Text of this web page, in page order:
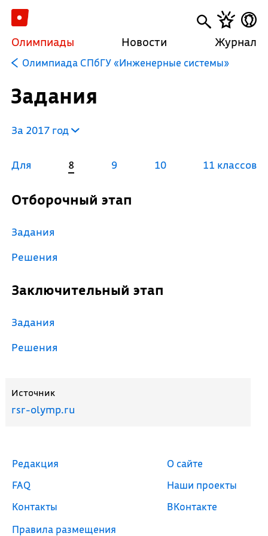
Олимпиады Новости Журнал
Олимпиада СПбГУ «Инженерные системы»
Задания
За 2017 год
Для 8 9 10 11 классов
Отборочный этап
Задания
Решения
Заключительный этап
Задания
Решения
Источник
rsr-olymp.ru
Редакция
FAQ
Контакты
Правила размещения
О сайте
Наши проекты
ВКонтакте